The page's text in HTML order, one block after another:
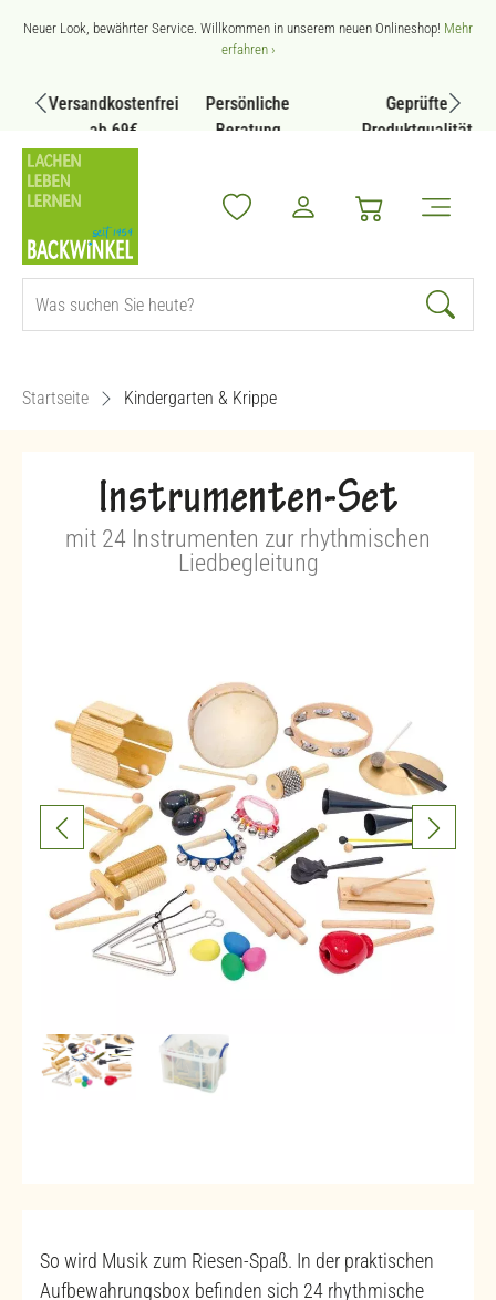
Zum Hauptinhalt springen
Neuer Look, bewährter Service. Willkommen in unserem neuen Onlineshop! Mehr
erfahren ›
Versandkostenfrei
ab 69€
Persönliche
Beratung
Geprüfte
Produktqualität
Startseite Kindergarten & Krippe
Instrumenten-Set
mit 24 Instrumenten zur rhythmischen
Liedbegleitung
So wird Musik zum Riesen-Spaß. In der praktischen
Aufbewahrungsbox befinden sich 24 rhythmische